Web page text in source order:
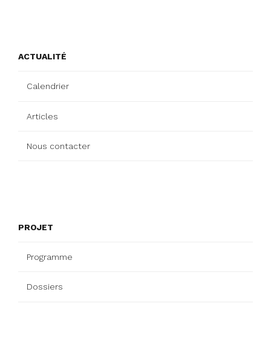
ACTUALITÉ
Calendrier
Articles
Nous contacter
PROJET
Programme
Dossiers